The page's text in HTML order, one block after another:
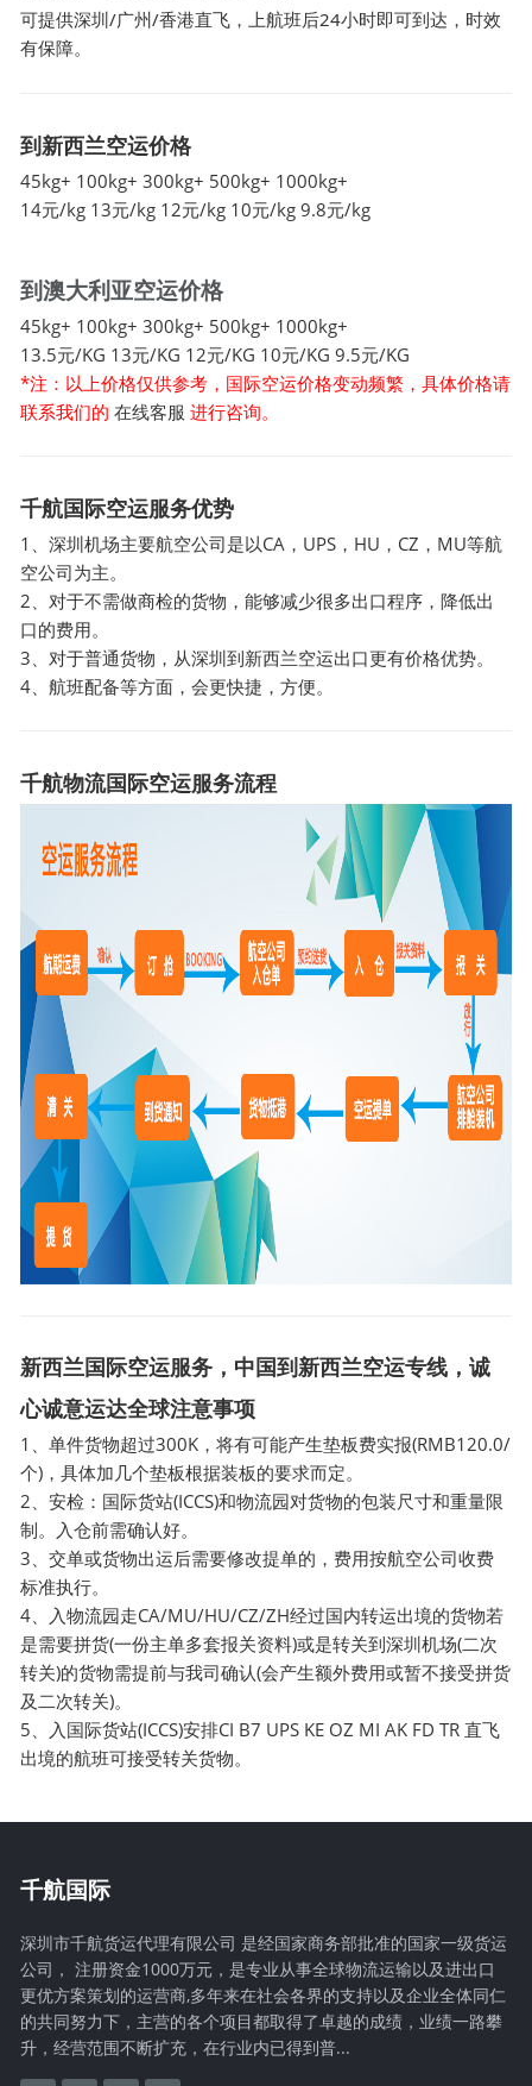
可提供深圳/广州/香港直飞，上航班后24小时即可到达，时效
有保障。
到新西兰空运价格
45kg+ 100kg+ 300kg+ 500kg+ 1000kg+
14元/kg 13元/kg 12元/kg 10元/kg 9.8元/kg
到澳大利亚空运价格
45kg+ 100kg+ 300kg+ 500kg+ 1000kg+
13.5元/KG 13元/KG 12元/KG 10元/KG 9.5元/KG
*注：以上价格仅供参考，国际空运价格变动频繁，具体价格请
联系我们的在线客服 进行咨询。
千航国际空运服务优势
1、深圳机场主要航空公司是以CA，UPS，HU，CZ，MU等航
空公司为主。
2、对于不需做商检的货物，能够减少很多出口程序，降低出
口的费用。
3、对于普通货物，从深圳到新西兰空运出口更有价格优势。
4、航班配备等方面，会更快捷，方便。
千航物流国际空运服务流程
新西兰国际空运服务，中国到新西兰空运专线，诚
心诚意运达全球注意事项
1、单件货物超过300K，将有可能产生垫板费实报(RMB120.0/
个)，具体加几个垫板根据装板的要求而定。
2、安检：国际货站(ICCS)和物流园对货物的包装尺寸和重量限
制。入仓前需确认好。
3、交单或货物出运后需要修改提单的，费用按航空公司收费
标准执行。
4、入物流园走CA/MU/HU/CZ/ZH经过国内转运出境的货物若
是需要拼货(一份主单多套报关资料)或是转关到深圳机场(二次
转关)的货物需提前与我司确认(会产生额外费用或暂不接受拼货
及二次转关)。
5、入国际货站(ICCS)安排CI B7 UPS KE OZ MI AK FD TR 直飞
出境的航班可接受转关货物。
千航国际
深圳市千航货运代理有限公司 是经国家商务部批准的国家一级货运
公司， 注册资金1000万元，是专业从事全球物流运输以及进出口
更优方案策划的运营商,多年来在社会各界的支持以及企业全体同仁
的共同努力下，主营的各个项目都取得了卓越的成绩，业绩一路攀
升，经营范围不断扩充，在行业内已得到普...